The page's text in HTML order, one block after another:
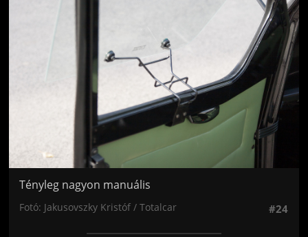
Tényleg nagyon manuális
Fotó: Jakusovszky Kristóf / Totalcar #24